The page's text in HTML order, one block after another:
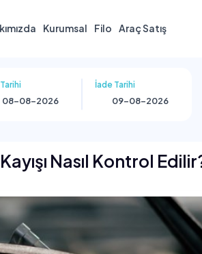
Kurumsal Filo Araç Satış
İade Tarihi
Nasıl Kontrol